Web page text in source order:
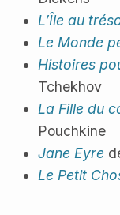
L’Île au
Le Monde
Histoires
Tchekhov
La Fille du
Pouchkine
Jane Eyre
Le Petit